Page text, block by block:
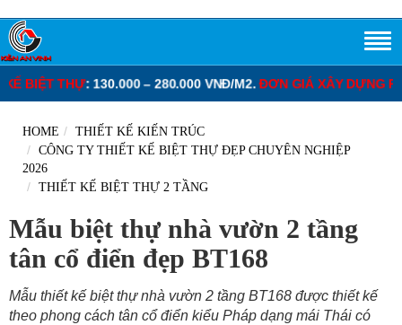
– 280.000 VNĐ/M2.ĐƠN GIÁ XÂY DỰNG PHẦN THÔ NHÀ
HOME
THIẾT KẾ KIẾN TRÚC
CÔNG TY THIẾT KẾ BIỆT THỰ ĐẸP CHUYÊN NGHIỆP
2026
THIẾT KẾ BIỆT THỰ 2 TẦNG
Mẫu biệt thự nhà vườn 2 tầng
tân cổ điển đẹp BT168
Mẫu thiết kế biệt thự nhà vườn 2 tầng BT168 được thiết kế
theo phong cách tân cổ điển kiểu Pháp dạng mái Thái có